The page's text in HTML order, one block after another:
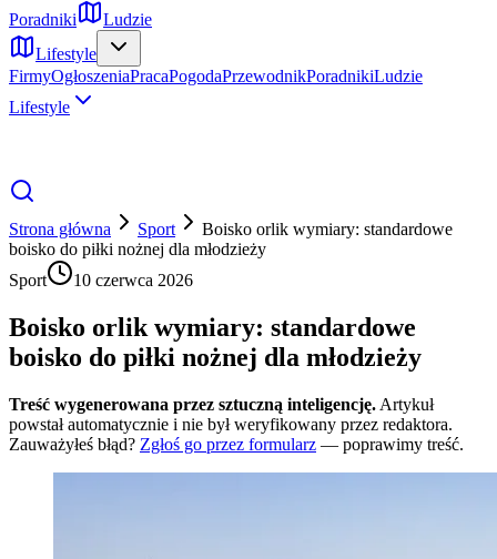
Poradniki
Ludzie
Lifestyle
FirmyOgłoszeniaPracaPogodaPrzewodnikPoradnikiLudzie
Lifestyle
Strona główna Sport
Boisko orlik wymiary: standardowe
boisko do piłki nożnej dla młodzieży
Sport
10 czerwca 2026
Boisko orlik wymiary: standardowe
boisko do piłki nożnej dla młodzieży
Treść wygenerowana przez sztuczną inteligencję. Artykuł
powstał automatycznie i nie był weryfikowany przez redaktora.
Zauważyłeś błąd? Zgłoś go przez formularz — poprawimy treść.